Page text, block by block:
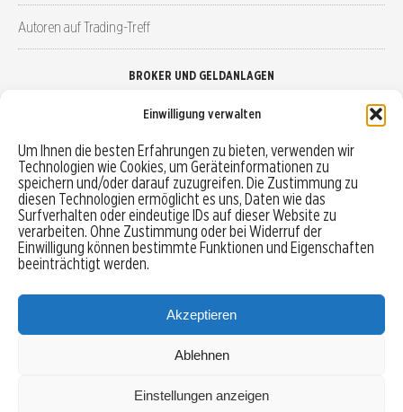
Einwilligung verwalten
Um Ihnen die besten Erfahrungen zu bieten, verwenden wir
Technologien wie Cookies, um Geräteinformationen zu
speichern und/oder darauf zuzugreifen. Die Zustimmung zu
diesen Technologien ermöglicht es uns, Daten wie das
Surfverhalten oder eindeutige IDs auf dieser Website zu
verarbeiten. Ohne Zustimmung oder bei Widerruf der
Einwilligung können bestimmte Funktionen und Eigenschaften
beeinträchtigt werden.
Akzeptieren
Ablehnen
Einstellungen anzeigen
Autoren auf Trading-Treff
BROKER UND GELDANLAGEN
Robo-Advisor vergleichen
Depotvergleich
Festgeld vergleichen
Tagesgeld vergleichen